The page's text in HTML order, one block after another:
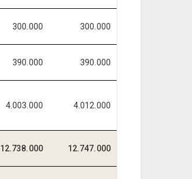
300.000 300.000
390.000 390.000
4.003.000 4.012.000
12.738.000 12.747.000